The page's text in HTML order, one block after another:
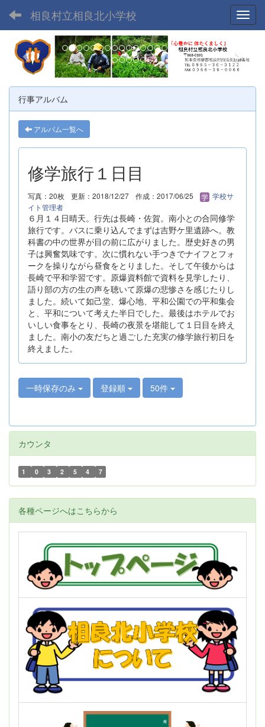
相良村立相良北小学校
p
r
e
v
i
o
u
e
x
t
行事アルバム
アルバム一覧へ
修学旅行１日目
写真：20枚 更新：2018/12/27 作成：2017/06/25
学校サ
イト管理者
６月１４日晴天。行先は長崎・佐賀。南小との合同修学
旅行です。バスに乗り込んでまずは吉野ケ里遺跡へ。教
科書の中の世界が目の前に広がりました。歴史好きの男
子は興奮気味です。次に慣れない手つきでナイフとフォ
ークを操りながら昼食をとりました。そして午後からは
長崎で平和学習です。原爆資料館で資料を見学したり、
語り部の方の生の声を聴いて原爆の悲惨さを感じたりし
ました。続いて如己堂、爆心地、平和公園での平和集会
と、平和について考えた半日でした。最後はホテルでお
いしい食事をとり、長崎の夜景を堪能して１日目を終え
ました。南小の友だちと過ごした充実の修学旅行初日を
終えました。
一時保存のみ 登録順 50件
カウンタ
1 0 3 2 5 4 7
各種ページへはこちらから